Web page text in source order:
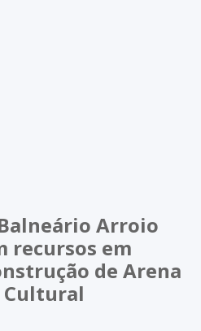
Arroio
recursos em
de Arena